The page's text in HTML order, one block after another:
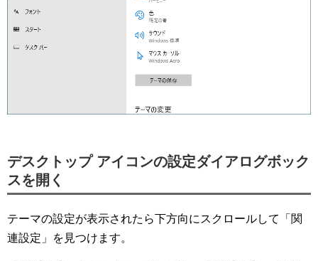
デスクトップ アイコンの設定ダイアログボック
スを開く
テーマの設定が表示されたら下方向にスクロールして「関
連設定」を見つけます。